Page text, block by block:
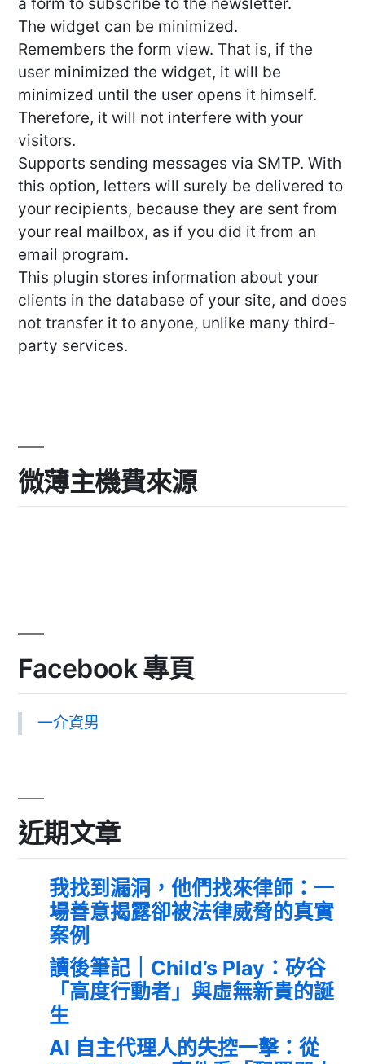
The widget can be minimized.
Remembers the form view. That is, if the
user minimized the widget, it will be
minimized until the user opens it himself.
Therefore, it will not interfere with your
visitors.
Supports sending messages via SMTP. With
this option, letters will surely be delivered to
your recipients, because they are sent from
your real mailbox, as if you did it from an
email program.
This plugin stores information about your
clients in the database of your site, and does
not transfer it to anyone, unlike many third-
party services.
微薄主機費來源
Facebook 專頁
一介資男
近期文章
我找到漏洞，他們找來律師：一
場善意揭露卻被法律威脅的真實
案例
讀後筆記｜Child’s Play：矽谷
「高度行動者」與虛無新貴的誕
生
AI 自主代理人的失控一擊：從